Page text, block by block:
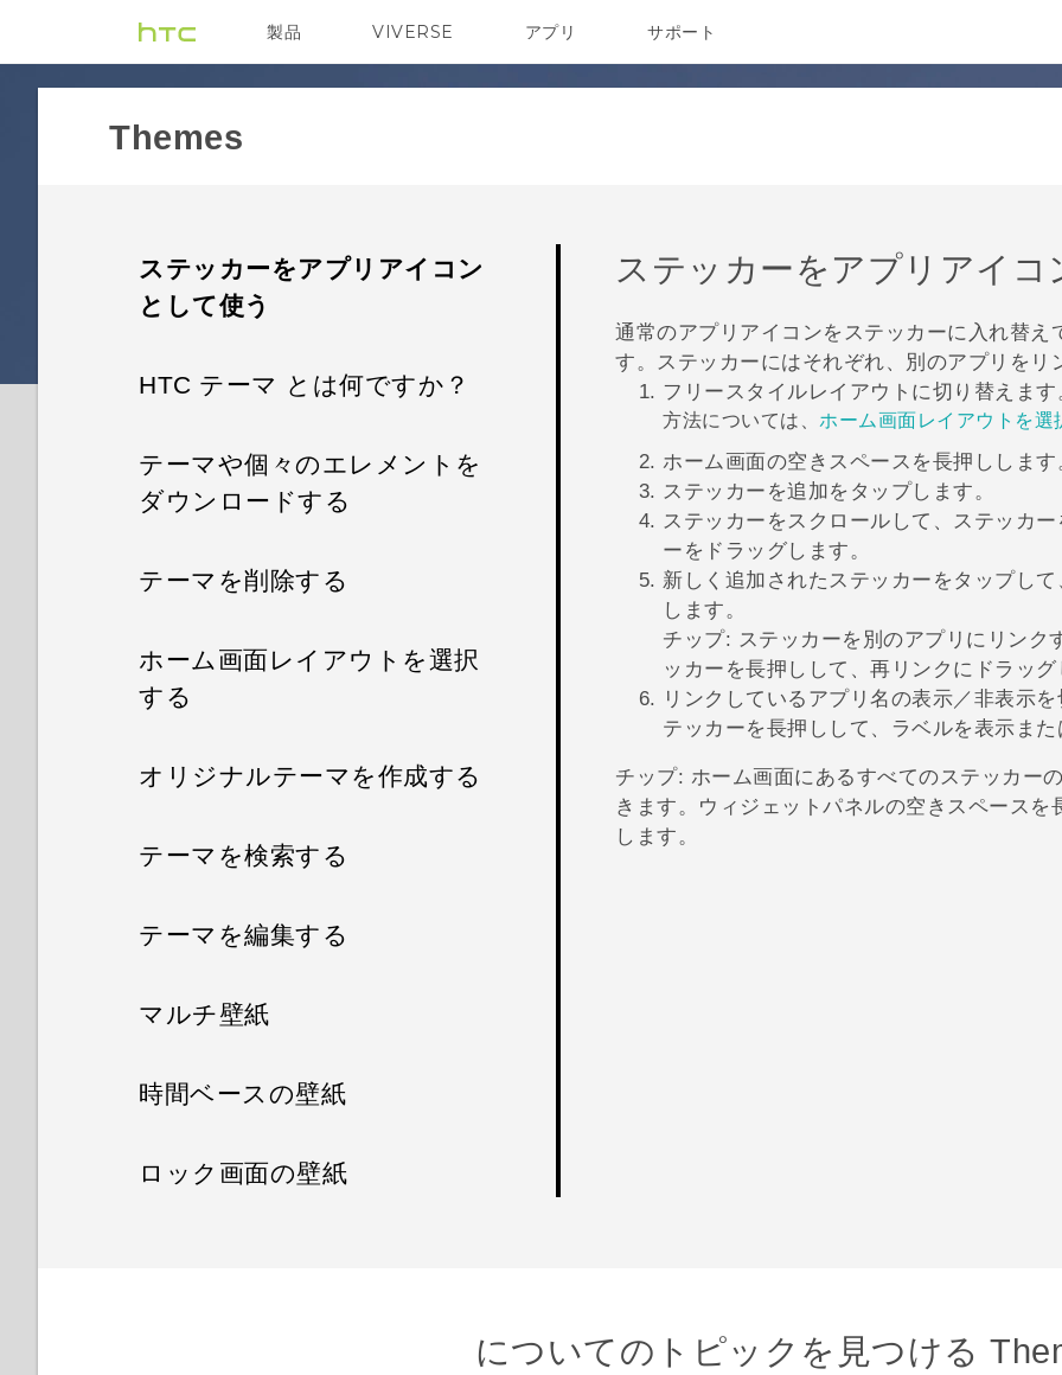
製品
VIVE VIVE Eagle
VIVERSE アプリ サポート
Themes
ステッカーをアプリアイコン
として使う
HTC テーマ とは何ですか？
テーマや個々のエレメントを
ダウンロードする
テーマを削除する
ホーム画面レイアウトを選択
する
オリジナルテーマを作成する
テーマを検索する
テーマを編集する
マルチ壁紙
時間ベースの壁紙
ロック画面の壁紙
ステッカーをアプリアイコ
通常のアプリアイコンをステッカーに入れ替
す。ステッカーにはそれぞれ、別のアプリをリ
フリースタイルレイアウトに切り替えます
方法については、ホーム画面レイアウトを選
ホーム画面の空きスペースを長押しします
ステッカーを追加をタップします。
ステッカーをスクロールして、ステッカ
ーをドラッグします。
新しく追加されたステッカーをタップし
します。
チップ: ステッカーを別のアプリにリンク
ッカーを長押しして、再リンク にドラッ
リンクしているアプリ名の表示／非表示
テッカーを長押しして、
ラベルを表示 また
チップ: ホーム画面にあるすべてのステッカー
きます。ウィジェットパネルの空きスペースを
します。
についてのトピックを見つける